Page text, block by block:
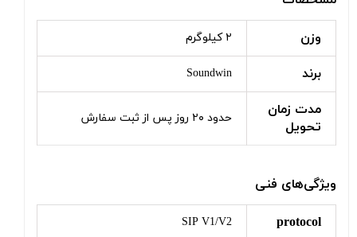
وزن ۲ کیلوگرم
برند Soundwin
مدت زمان
تحویل
حدود ۲۰ روز پس از ثبت سفارش
ویژگی‌های فنی
protocol
SIP V1/V2